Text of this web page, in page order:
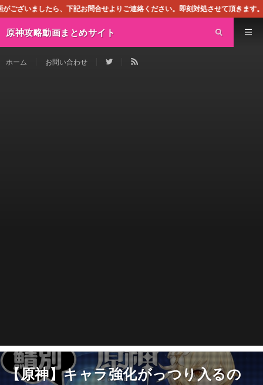
よりご連絡ください。即刻対処させて頂きます。なお、同サイトはGoogleア
原神攻略動画まとめサイト
ホーム お問い合わせ
【原神】キャラ強化がっつり入るの